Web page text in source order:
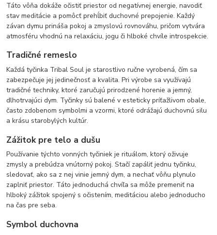
Táto vôňa dokáže očistiť priestor od negatívnej energie, navodiť
stav meditácie a pomôcť prehĺbiť duchovné prepojenie. Každý
závan dymu prináša pokoj a zmyslovú rovnováhu, pričom vytvára
atmosféru vhodnú na relaxáciu, jogu či hlboké chvíle introspekcie.
Tradičné remeslo
Každá tyčinka Tribal Soul je starostlivo ručne vyrobená, čím sa
zabezpečuje jej jedinečnosť a kvalita. Pri výrobe sa využívajú
tradičné techniky, ktoré zaručujú prirodzené horenie a jemný,
dlhotrvajúci dym. Tyčinky sú balené v esteticky príťažlivom obale,
často zdobenom symbolmi a vzormi, ktoré odrážajú duchovnú silu
a krásu starobylých kultúr.
Zážitok pre telo a dušu
Používanie týchto vonných tyčiniek je rituálom, ktorý oživuje
zmysly a prebúdza vnútorný pokoj. Stačí zapáliť jednu tyčinku,
sledovať, ako sa z nej vinie jemný dym, a nechať vôňu plynulo
zaplniť priestor. Táto jednoduchá chvíľa sa môže premeniť na
hlboký zážitok spojený s očistením, meditáciou alebo jednoducho
na čas pre seba.
Symbol duchovna